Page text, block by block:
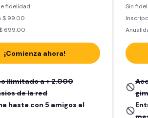
fidelidad
$ 99.00
699.00
¡Comienza ahora!
ilimitado a + 2.000
de la red
hasta con 5 amigos al
Sin